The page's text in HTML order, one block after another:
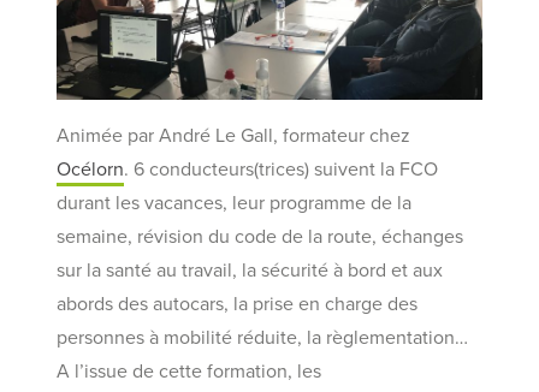
Animée par André Le Gall, formateur chez
Océlorn. 6 conducteurs(trices) suivent la FCO
durant les vacances, leur programme de la
semaine, révision du code de la route, échanges
sur la santé au travail, la sécurité à bord et aux
abords des autocars, la prise en charge des
personnes à mobilité réduite, la règlementation…
A l’issue de cette formation, les